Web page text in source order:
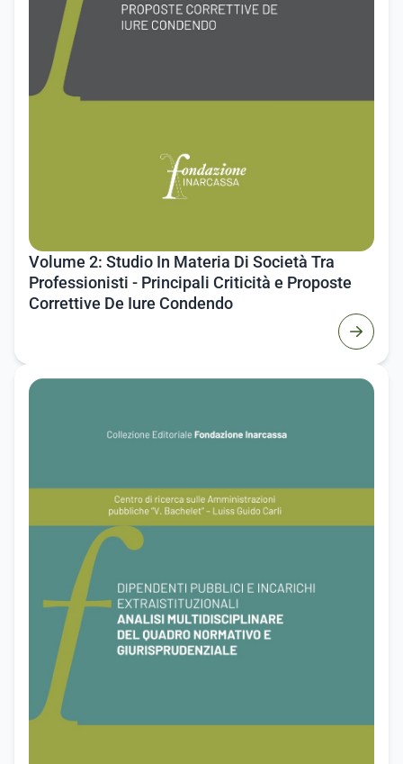
Volume 2: Studio In Materia Di Società Tra
Professionisti - Principali Criticità e Proposte
Correttive De Iure Condendo